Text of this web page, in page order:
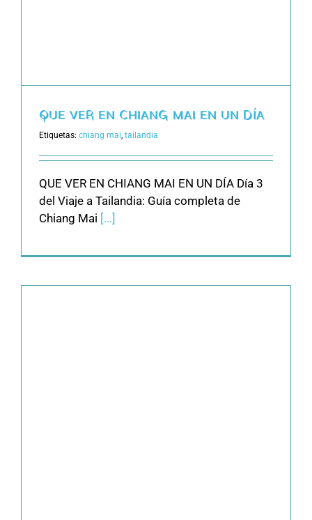
QUE VER EN CHIANG MAI EN UN DÍA
Etiquetas: chiang mai, tailandia
QUE VER EN CHIANG MAI EN UN DÍA Día 3
del Viaje a Tailandia: Guía completa de
Chiang Mai [...]